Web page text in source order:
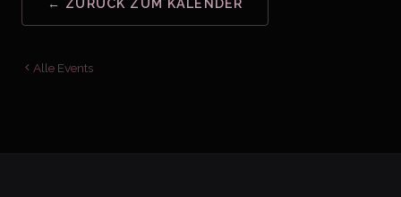
← ZURÜCK ZUM KALENDER
Alle Events